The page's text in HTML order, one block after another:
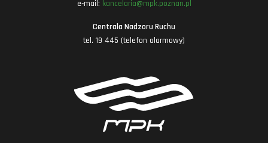
e-mail: kancelaria@mpk.poznan.pl
Centrala Nadzoru Ruchu
tel. 19 445 (telefon alarmowy)